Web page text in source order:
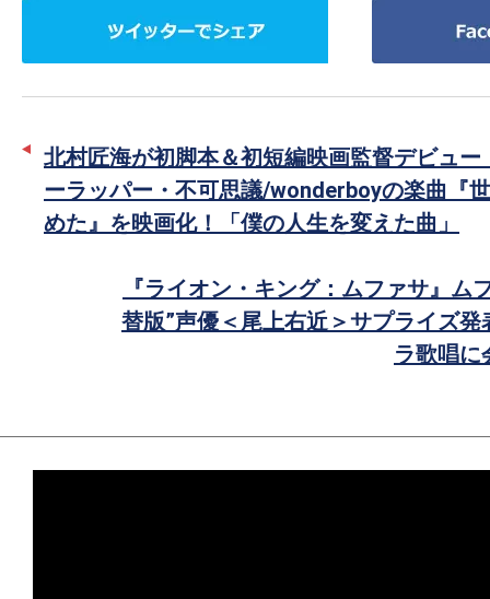
ー
ア
北村匠海が初脚本＆初短編映画監督デビュー
ーラッパー・不可思議/wonderboyの楽曲『
めた』を映画化！「僕の人生を変えた曲」
『ライオン・キング：ムファサ』ム
替版”声優＜尾上右近＞サプライズ
ラ歌唱に